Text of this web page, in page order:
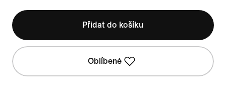
Přidat do košíku
Oblíbené